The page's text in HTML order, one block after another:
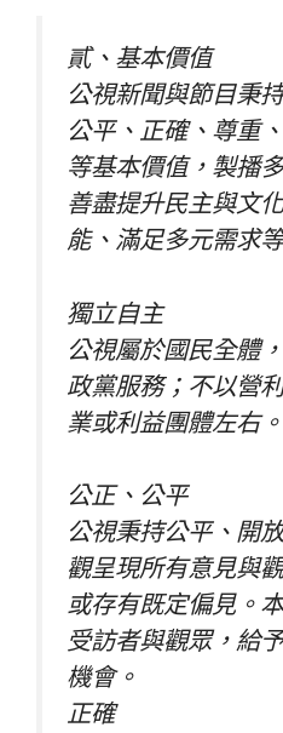
貳、基本價值
公視新聞與節目秉
公平、正確、尊重
等基本價值，製播
善盡提升民主與文
能、滿足多元需求
獨立自主
公視屬於國民全體
政黨服務；不以營
業或利益團體左右。
公正、公平
公視秉持公平、開
觀呈現所有意見與
或存有既定偏見。
受訪者與觀眾，給
機會。
正確